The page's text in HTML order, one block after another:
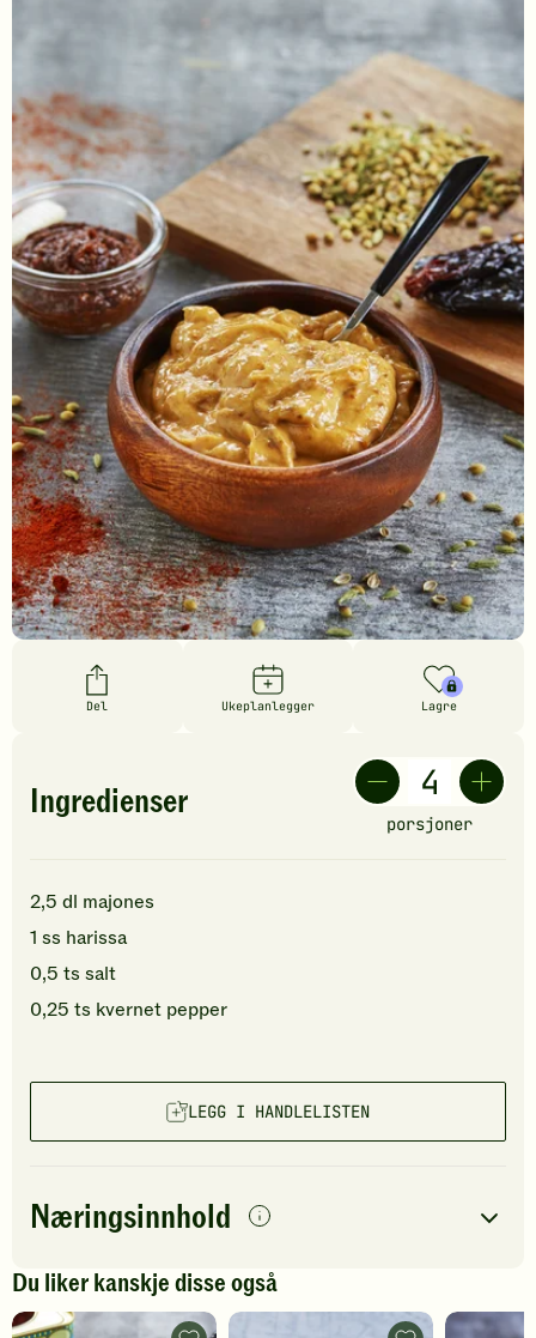
Del Ukeplanlegger Lagre
Ingredienser
porsjoner
2,5 dl majones
1 ss harissa
0,5 ts salt
0,25 ts kvernet pepper
LEGG I HANDLELISTEN
Næringsinnhold
per porsjon
Navn på
næringsstoffet antall
Energi 420kcal
Du liker kanskje disse også